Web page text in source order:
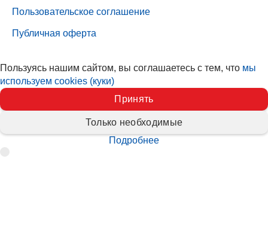
Пользовательское соглашение
Публичная оферта
Пользуясь нашим сайтом, вы соглашаетесь с тем, что мы
используем cookies (куки)
Принять
Только необходимые
Подробнее